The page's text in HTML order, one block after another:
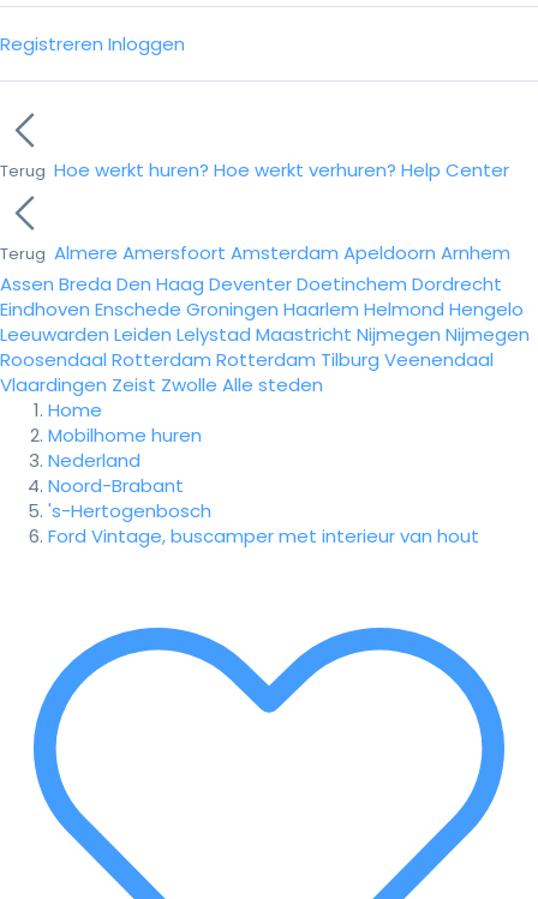
Registreren Inloggen
Terug Hoe werkt huren? Hoe werkt verhuren? Help Center
Terug Almere Amersfoort Amsterdam Apeldoorn Arnhem
Assen Breda Den Haag DeventerDoetinchem Dordrecht
Eindhoven Enschede Groningen Haarlem Helmond Hengelo
Leeuwarden Leiden Lelystad Maastricht Nijmegen Nijmegen
Roosendaal Rotterdam Rotterdam Tilburg Veenendaal
Vlaardingen Zeist Zwolle Alle steden
Home
Mobilhome huren
Nederland
Noord-Brabant
's-Hertogenbosch
Ford Vintage, buscamper met interieur van hout